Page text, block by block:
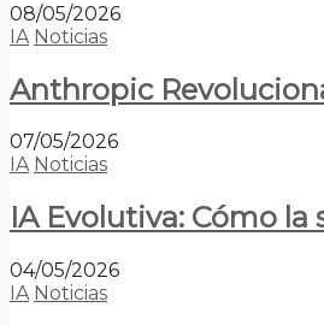
08/05/2026
IA Noticias
Anthropic
07/05/2026
IA Noticias
IA Evolutiva: Cómo
04/05/2026
IA Noticias